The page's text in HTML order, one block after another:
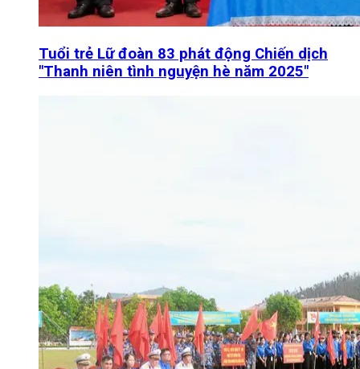
Tuổi trẻ Lữ đoàn 83 phát động Chiến dịch
"Thanh niên tình nguyện hè năm 2025"